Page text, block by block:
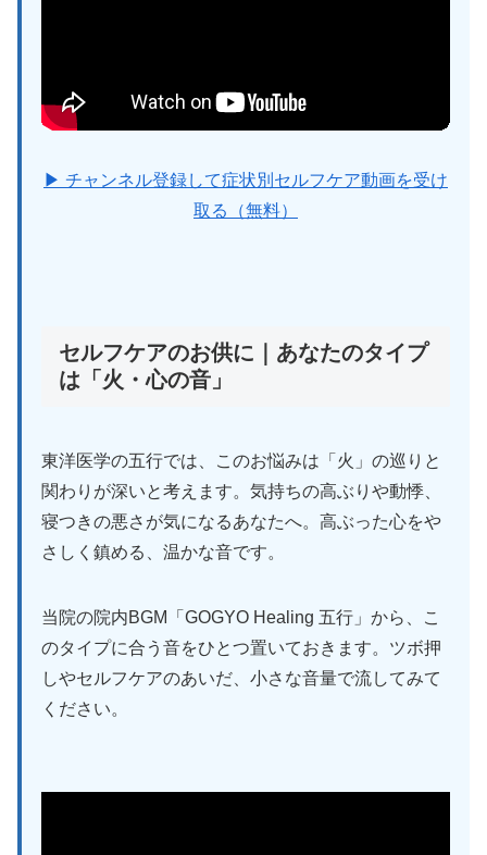
▶ チャンネル登録して症状別セルフケア動画を受け
取る（無料）
セルフケアのお供に｜あなたのタイプ
は「火・心の音」
東洋医学の五行では、このお悩みは「火」の巡りと
関わりが深いと考えます。気持ちの高ぶりや動悸、
寝つきの悪さが気になるあなたへ。高ぶった心をや
さしく鎮める、温かな音です。
当院の院内BGM「GOGYO Healing 五行」から、こ
のタイプに合う音をひとつ置いておきます。ツボ押
しやセルフケアのあいだ、小さな音量で流してみて
ください。